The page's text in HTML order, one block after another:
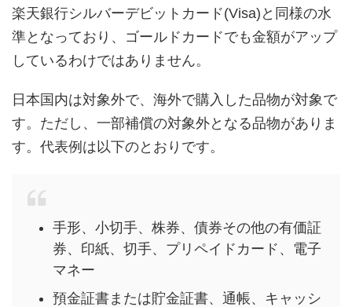
楽天銀行シルバーデビットカード(Visa)と同様の水
準となっており、ゴールドカードでも金額がアップ
しているわけではありません。
日本国内は対象外で、海外で購入した品物が対象で
す。ただし、一部補償の対象外となる品物がありま
す。代表例は以下のとおりです。
手形、小切手、株券、債券その他の有価証
券、印紙、切手、プリペイドカード、電子
マネー
預金証書または貯金証書、通帳、キャッシ